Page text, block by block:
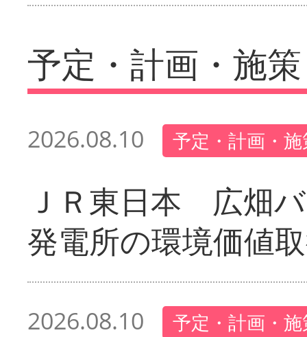
予定・計画・施策
2026.08.10 予定・計画・
ＪＲ東日本 広畑
発電所の環境価値
2026.08.10 予定・計画・